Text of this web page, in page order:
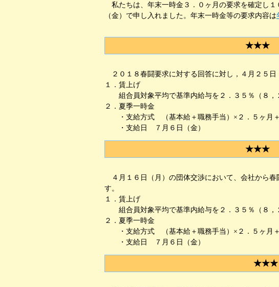
私たちは、年末一時金３．０ヶ月の要求を確定し１
（金）で申し入れました。年末一時金等の要求内容は
★★★
２０１８春闘要求に対する回答に対し，４月２５日
１．賃上げ
組合員対象平均で基準内給与を２．３５％（８，
２．夏季一時金
・支給方式 （基本給＋職務手当）×２．５ヶ月＋
・支給日 ７月６日（金）
★★★
４月１６日（月）の団体交渉において、会社から
す。
１．賃上げ
組合員対象平均で基準内給与を２．３５％（８，
２．夏季一時金
・支給方式 （基本給＋職務手当）×２．５ヶ月＋
・支給日 ７月６日（金）
★★★